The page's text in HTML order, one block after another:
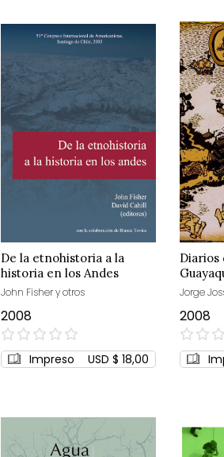
De la etnohistoria a la
historia en los Andes
John Fisher y otros
2008
0%
Impreso USD $ 18,00
Diarios
Jorge
2008
0%